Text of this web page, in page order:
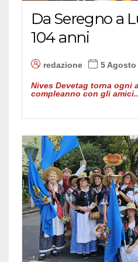
Da Seregno a
104 anni
redazione 5 Agosto
Nives Devetag torna ogni
compleanno con gli